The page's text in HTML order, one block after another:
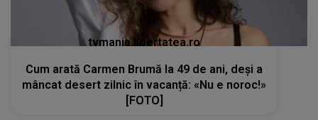
tvmania.libertatea.ro
Cum arată Carmen Brumă la 49 de ani, deși a
mâncat desert zilnic în vacanță: «Nu e noroc!»
[FOTO]